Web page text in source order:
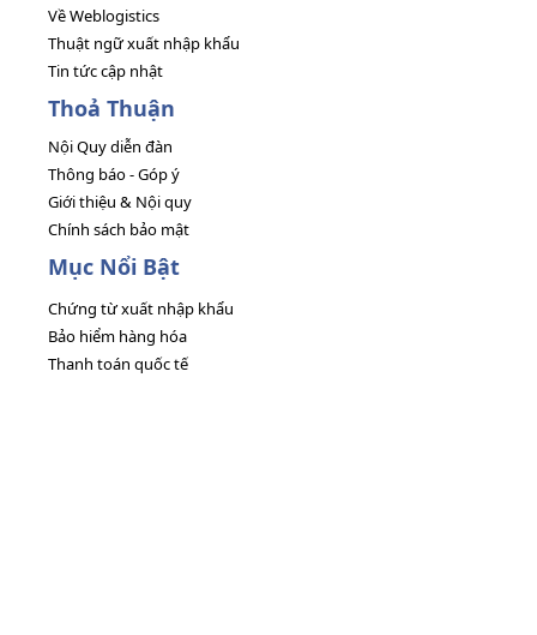
Về Weblogistics
Thuật ngữ xuất nhập khẩu
Tin tức cập nhật
Thoả Thuận
Nội Quy diễn đàn
Thông báo - Góp ý
Giới thiệu & Nội quy
Chính sách bảo mật
Mục Nổi Bật
Chứng từ xuất nhập khẩu
Bảo hiểm hàng hóa
Thanh toán quốc tế